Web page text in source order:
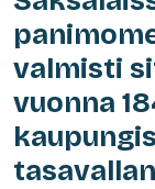
valmisti
vuonna